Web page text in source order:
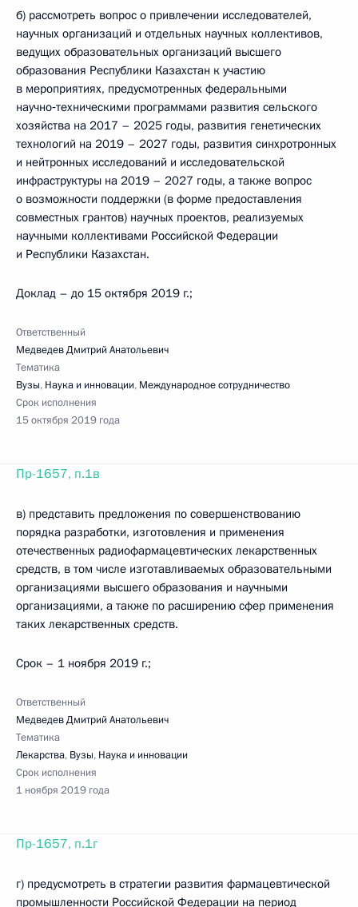
б) рассмотреть вопрос о привлечении исследователей,
научных организаций и отдельных научных коллективов,
ведущих образовательных организаций высшего
образования Республики Казахстан к участию
в мероприятиях, предусмотренных федеральными
научно‑техническими программами развития сельского
хозяйства на 2017 – 2025 годы, развития генетических
технологий на 2019 – 2027 годы, развития синхротронных
и нейтронных исследований и исследовательской
инфраструктуры на 2019 – 2027 годы, а также вопрос
о возможности поддержки (в форме предоставления
совместных грантов) научных проектов, реализуемых
научными коллективами Российской Федерации
и Республики Казахстан.
Доклад – до 15 октября 2019 г.;
Ответственный
Медведев Дмитрий Анатольевич
Тематика
Вузы, Наука и инновации, Международное сотрудничество
Срок исполнения
15 октября 2019 года
Пр-1657, п.1в
в) представить предложения по совершенствованию
порядка разработки, изготовления и применения
отечественных радиофармацевтических лекарственных
средств, в том числе изготавливаемых образовательными
организациями высшего образования и научными
организациями, а также по расширению сфер применения
таких лекарственных средств.
Срок – 1 ноября 2019 г.;
Ответственный
Медведев Дмитрий Анатольевич
Тематика
Лекарства, Вузы, Наука и инновации
Срок исполнения
1 ноября 2019 года
Пр-1657, п.1г
г) предусмотреть в стратегии развития фармацевтической
промышленности Российской Федерации на период